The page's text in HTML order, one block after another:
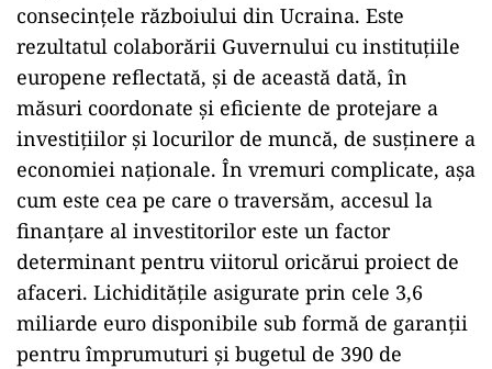
consecinţele războiului din Ucraina. Este
rezultatul colaborării Guvernului cu instituţiile
europene reflectată, şi de această dată, în
măsuri coordonate şi eficiente de protejare a
investiţiilor şi locurilor de muncă, de susţinere a
economiei naţionale. În vremuri complicate, aşa
cum este cea pe care o traversăm, accesul la
finanţare al investitorilor este un factor
determinant pentru viitorul oricărui proiect de
afaceri. Lichidităţile asigurate prin cele 3,6
miliarde euro disponibile sub formă de garanţii
pentru împrumuturi şi bugetul de 390 de